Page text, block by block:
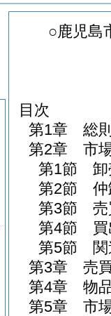
○鹿児島
目次
第1章
総
第2章
市
第1節
第2節
第3節
第4節
第5節
第3章
売
第4章
物
第5章
市